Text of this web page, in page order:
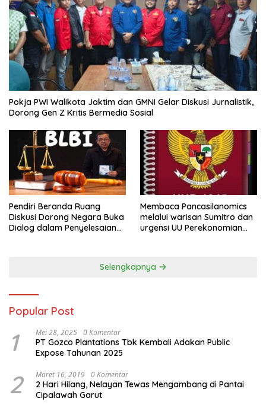
Pokja PWI Walikota Jaktim dan GMNI Gelar Diskusi Jurnalistik,
Dorong Gen Z Kritis Bermedia Sosial
Pendiri Beranda Ruang
Diskusi Dorong Negara Buka
Dialog dalam Penyelesaian
Membaca Pancasilanomics
melalui warisan Sumitro dan
urgensi UU Perekonomian
Selengkapnya
Popular Post
1 Mei 28, 2025 0 Komentar
PT Gozco Plantations Tbk Kembali Adakan Public
Expose Tahunan 2025
2 Maret 16, 2019 0 Komentar
2 Hari Hilang, Nelayan Tewas Mengambang di Pantai
Cipalawah Garut